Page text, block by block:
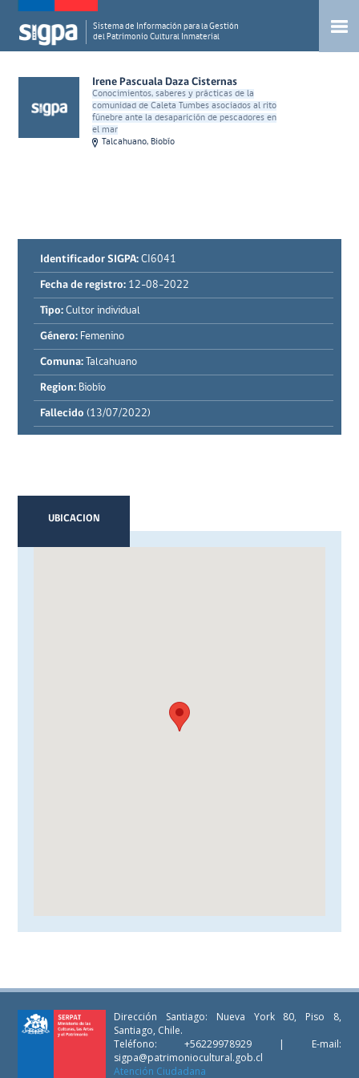
Sistema de Información para la Gestión
del Patrimonio Cultural Inmaterial
Irene Pascuala Daza Cisternas
Conocimientos, saberes y prácticas de la
comunidad de Caleta Tumbes asociados al rito
fúnebre ante la desaparición de pescadores en
el mar
Talcahuano, Biobío
Identificador SIGPA: CI6041
Fecha de registro: 12-08-2022
Tipo: Cultor individual
Género: Femenino
Comuna: Talcahuano
Region: Biobío
Fallecido (13/07/2022)
UBICACION
Dirección Santiago: Nueva York 80, Piso 8,
Santiago, Chile.
Teléfono: +56229978929 | E-mail:
sigpa@patrimoniocultural.gob.cl
Atención Ciudadana